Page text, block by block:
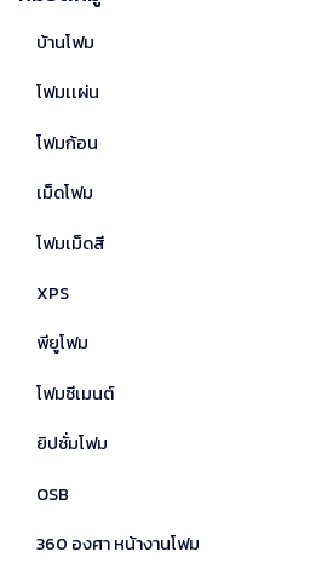
บ้านโฟม
โฟมเเผ่น
โฟมก้อน
เม็ดโฟม
โฟมเม็ดสี
XPS
พียูโฟม
โฟมซีเมนต์
ยิปซั่มโฟม
OSB
360 องศา หน้างานโฟม